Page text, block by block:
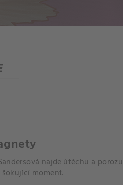
najde útěchu a
moment.